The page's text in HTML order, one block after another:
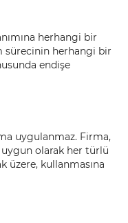
herhangi bir
sürecinin herhangi bir
endişe
uygulanmaz. Firma,
olarak her türlü
kullanmasına